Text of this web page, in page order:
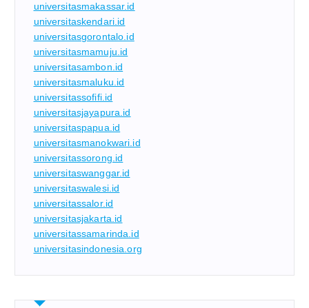
universitasmakassar.id
universitaskendari.id
universitasgorontalo.id
universitasmamuju.id
universitasambon.id
universitasmaluku.id
universitassofifi.id
universitasjayapura.id
universitaspapua.id
universitasmanokwari.id
universitassorong.id
universitaswanggar.id
universitaswalesi.id
universitassalor.id
universitasjakarta.id
universitassamarinda.id
universitasindonesia.org